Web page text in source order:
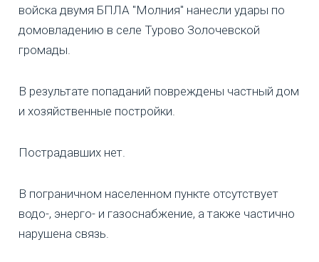
войска двумя БПЛА "Молния" нанесли удары по
домовладению в селе Турово Золочевской
громады.
В результате попаданий повреждены частный дом
и хозяйственные постройки.
Пострадавших нет.
В пограничном населенном пункте отсутствует
водо-, энерго- и газоснабжение, а также частично
нарушена связь.